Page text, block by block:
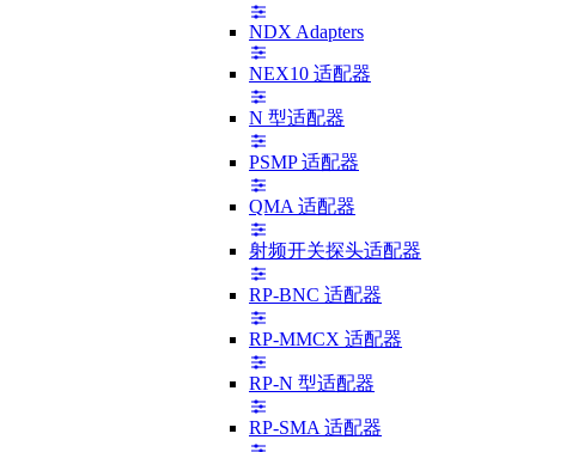
NDX Adapters
NEX10 适配器
N 型适配器
PSMP 适配器
QMA 适配器
射频开关探头适配器
RP-BNC 适配器
RP-MMCX 适配器
RP-N 型适配器
RP-SMA 适配器